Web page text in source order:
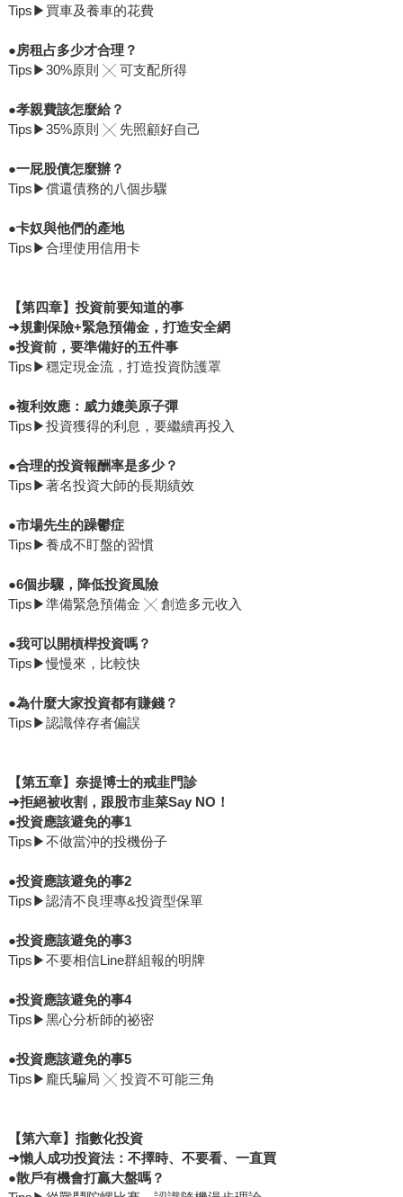
Tips▶買車及養車的花費
●房租占多少才合理？
Tips▶30%原則 ╳ 可支配所得
●孝親費該怎麼給？
Tips▶35%原則 ╳ 先照顧好自己
●一屁股債怎麼辦？
Tips▶償還債務的八個步驟
●卡奴與他們的產地
Tips▶合理使用信用卡
【第四章】投資前要知道的事
➜規劃保險+緊急預備金，打造安全網
●投資前，要準備好的五件事
Tips▶穩定現金流，打造投資防護罩
●複利效應：威力媲美原子彈
Tips▶投資獲得的利息，要繼續再投入
●合理的投資報酬率是多少？
Tips▶著名投資大師的長期績效
●市場先生的躁鬱症
Tips▶養成不盯盤的習慣
●6個步驟，降低投資風險
Tips▶準備緊急預備金 ╳ 創造多元收入
●我可以開槓桿投資嗎？
Tips▶慢慢來，比較快
●為什麼大家投資都有賺錢？
Tips▶認識倖存者偏誤
【第五章】奈提博士的戒韭門診
➜拒絕被收割，跟股市韭菜Say NO！
●投資應該避免的事1
Tips▶不做當沖的投機份子
●投資應該避免的事2
Tips▶認清不良理專&投資型保單
●投資應該避免的事3
Tips▶不要相信Line群組報的明牌
●投資應該避免的事4
Tips▶黑心分析師的祕密
●投資應該避免的事5
Tips▶龐氏騙局 ╳ 投資不可能三角
【第六章】指數化投資
➜懶人成功投資法：不擇時、不要看、一直買
●散戶有機會打贏大盤嗎？